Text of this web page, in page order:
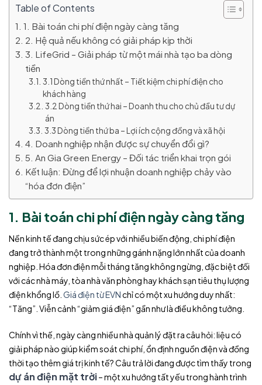
Table of Contents
1. Bài toán chi phí điện ngày càng tăng
2. Hệ quả nếu không có giải pháp kịp thời
3. LifeGrid – Giải pháp từ một mái nhà tạo ba dòng
tiền
3.1 Dòng tiền thứ nhất – Tiết kiệm chi phí điện cho
khách hàng
3.2 Dòng tiền thứ hai – Doanh thu cho chủ đầu tư dự
án
3.3 Dòng tiền thứ ba – Lợi ích cộng đồng và xã hội
4. Doanh nghiệp nhận được sự chuyển đổi gì?
5. An Gia Green Energy – Đối tác triển khai trọn gói
Kết luận: Đừng để lợi nhuận doanh nghiệp chảy vào
“hóa đơn điện”
1. Bài toán chi phí điện ngày càng tăng
Nền kinh tế đang chịu sức ép với nhiều biến động, chi phí điện
đang trở thành một trong những gánh nặng lớn nhất của doanh
nghiệp. Hóa đơn điện mỗi tháng tăng không ngừng, đặc biệt đối
với các nhà máy, tòa nhà văn phòng hay khách sạn tiêu thụ lượng
điện khổng lồ. Giá điện từ EVNchỉ có một xu hướng duy nhất:
“Tăng”. Viễn cảnh “giảm giá điện” gần như là điều không tưởng.
Chính vì thế, ngày càng nhiều nhà quản lý đặt ra câu hỏi: liệu có
giải pháp nào giúp kiểm soát chi phí, ổn định nguồn điện và đồng
thời tạo thêm giá trị kinh tế? Câu trả lời đang được tìm thấy trong
dự án điện mặt trời– một xu hướng tất yếu trong hành trình